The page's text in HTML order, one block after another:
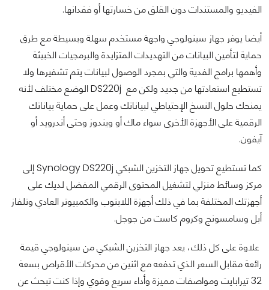
الفيديو والمستندات دون القلق من خسارتها أو فقدانها.
أيضا يوفر جهاز سينولوجي واجهة مستخدم سهلة وبسيطة مع طرق
حماية لتأمين البيانات من التهديدات المتزايدة والبرمجيات الخبيثة
وأهمها برامج الفدية والتي بمجرد الوصول لبيانات يتم تشفيرها ولا
تستطيع استعادتها من جديد ولكن مع DS220j الوضع مختلف لأنه
يمنحك حلول النسخ الإحتياطي لبياناتك وعمل على حماية بياناتك
الرقمية على الأجهزة الأخرى سواء ماك أو ويندوز وحتى أندرويد أو
آيفون.
كما تستطيع تحويل جهاز التخزين الشبكي Synology DS220j إلى
مركز وسائط منزلي لتشغيل المحتوى الرقمي المفضل لديك على
أجهزتك المختلفة بما في ذلك أجهزة اللابتوب والكمبيوتر العادي وتلفاز
أبل وسامسونج وكروم كاست من جوجل.
علاوة على كل ذلك، يعد جهاز التخزين الشبكي من سينولوجي قيمة
رائعة مقابل السعر الذي تدفعه مع اثنين من محركات الأقراص بسعة
32 تيرابايت ومواصفات مميزة وأداء سريع وقوي وإذا كنت تبحث عن